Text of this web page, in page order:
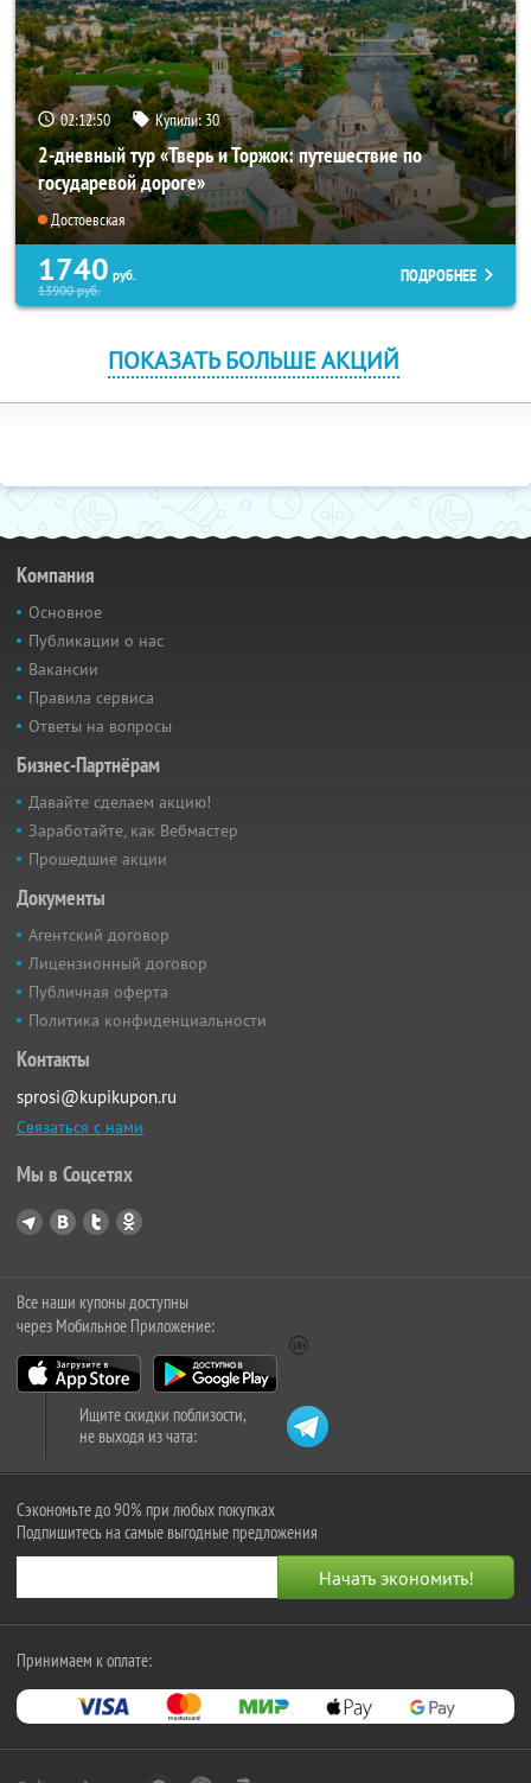
02:12:49 Купили:30
2-дневный тур «Тверь и Торжок: путешествие по
государевой дороге»
Достоевская
1740 руб.
13900руб.
ПОДРОБНЕЕ
ПОКАЗАТЬ БОЛЬШЕ АКЦИЙ
Компания
Основное
Публикации о нас
Вакансии
Правила сервиса
Ответы на вопросы
Бизнес-Партнёрам
Давайте сделаем акцию!
Заработайте, как Вебмастер
Прошедшие акции
Документы
Агентский договор
Лицензионный договор
Публичная оферта
Политика конфиденциальности
Контакты
sprosi@kupikupon.ru
Связаться с нами
Мы в Соцсетях
Все наши купоны доступны
через Мобильное Приложение:
Ищите скидки поблизости,
не выходя из чата:
Сэкономьте до 90% при любых покупках
Подпишитесь на самые выгодные предложения
Принимаем к оплате: